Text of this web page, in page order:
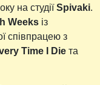
на студіїSpivaki.
Weeks із
співпрацею з
Time I Die та